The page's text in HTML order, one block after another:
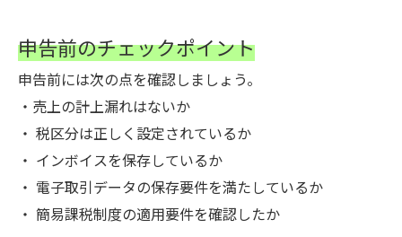
申告前のチェックポイント
申告前には次の点を確認しましょう。
・売上の計上漏れはないか
・ 税区分は正しく設定されているか
・ インボイスを保存しているか
・ 電子取引データの保存要件を満たしているか
・ 簡易課税制度の適用要件を確認したか